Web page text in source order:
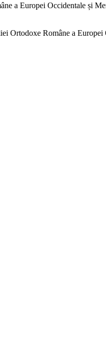
a Europei Occidentale și
Ortodoxe Române a